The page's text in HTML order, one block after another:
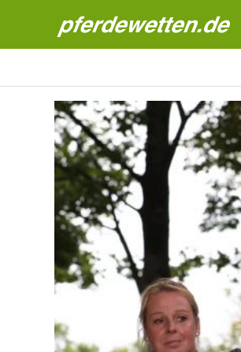
Pferdewetten